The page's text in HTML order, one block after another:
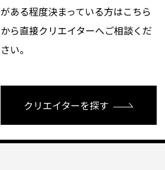
がある程度決まっている方はこちら
から直接クリエイターへご相談くだ
さい。
クリエイターを探す